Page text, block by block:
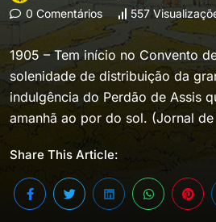
0 Comentários
557
1905 – Tem início no Convento
solenidade de distribuição da
indulgência do Perdão de Assis
amanhã ao por do sol. (Jornal de
Share This Article: